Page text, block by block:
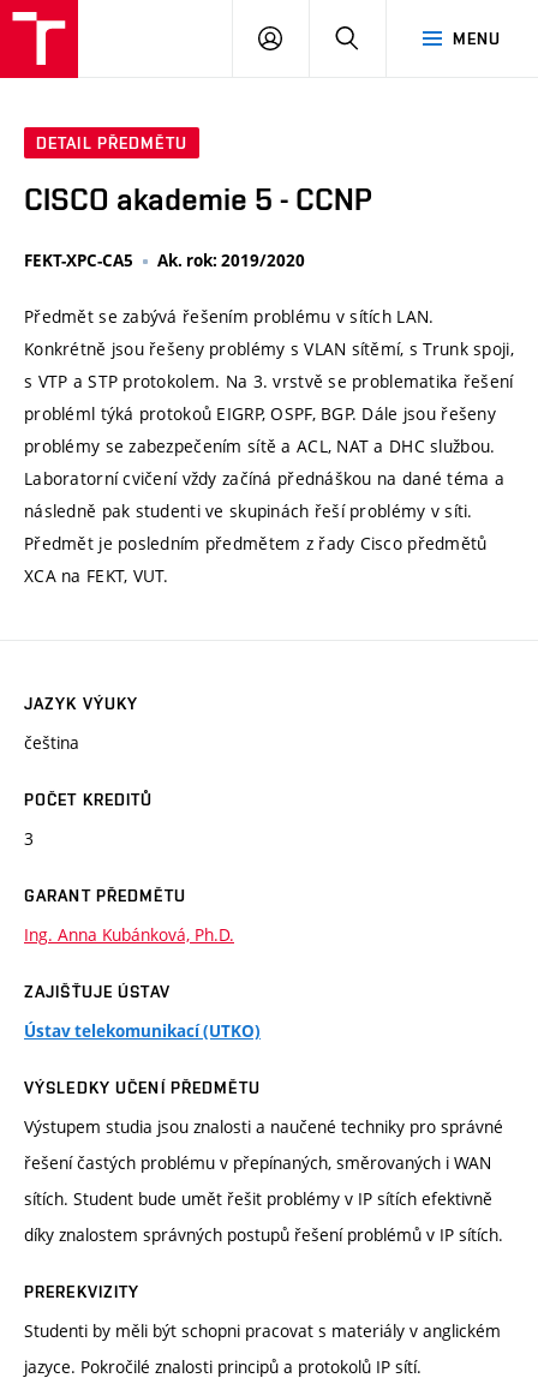
MENU
PŘIHLÁSIT
DETAIL PŘEDMĚTU
CISCO akademie 5 - CCNP
FEKT-XPC-CA5 Ak. rok: 2019/2020
Předmět se zabývá řešením problému v sítích LAN.
Konkrétně jsou řešeny problémy s VLAN sítěmí, s Trunk spoji,
s VTP a STP protokolem. Na 3. vrstvě se problematika řešení
probléml týká protokoů EIGRP, OSPF, BGP. Dále jsou řešeny
problémy se zabezpečením sítě a ACL, NAT a DHC službou.
Laboratorní cvičení vždy začíná přednáškou na dané téma a
následně pak studenti ve skupinách řeší problémy v síti.
Předmět je posledním předmětem z řady Cisco předmětů
XCA na FEKT, VUT.
JAZYK VÝUKY
čeština
POČET KREDITŮ
3
GARANT PŘEDMĚTU
Ing. Anna Kubánková, Ph.D.
ZAJIŠŤUJE ÚSTAV
Ústav telekomunikací (UTKO)
VÝSLEDKY UČENÍ PŘEDMĚTU
Výstupem studia jsou znalosti a naučené techniky pro správné
řešení častých problému v přepínaných, směrovaných i WAN
sítích. Student bude umět řešit problémy v IP sítích efektivně
díky znalostem správných postupů řešení problémů v IP sítích.
PREREKVIZITY
Studenti by měli být schopni pracovat s materiály v anglickém
jazyce. Pokročilé znalosti principů a protokolů IP sítí.